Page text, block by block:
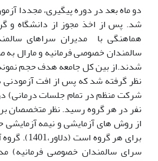
دو ماه بعد در دوره پیگیری، مجددا
شد. پس از اخذ مجوز از دانشگاه و
هماهنگی با مدیران سراهای
سالمندان خصوصی فرمانیه و مارال
نظر گرفته شد که پس از افت آزمودنی
نفر در هر گروه رسید. نظر متخصصان
برای هر
سرای سالمندان خصوصی فرمانیه)